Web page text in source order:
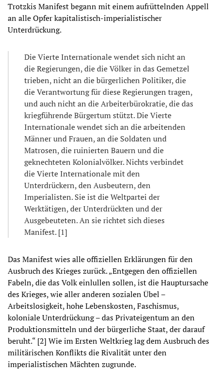
Trotzkis Manifest begann mit einem aufrüttelnden Appell
an alle Opfer kapitalistisch-imperialistischer
Unterdrückung.
Die Vierte Internationale wendet sich nicht an
die Regierungen, die die Völker in das Gemetzel
trieben, nicht an die bürgerlichen Politiker, die
die Verantwortung für diese Regierungen tragen,
und auch nicht an die Arbeiterbürokratie, die das
kriegführende Bürgertum stützt. Die Vierte
Internationale wendet sich an die arbeitenden
Männer und Frauen, an die Soldaten und
Matrosen, die ruinierten Bauern und die
geknechteten Kolonialvölker. Nichts verbindet
die Vierte Internationale mit den
Unterdrückern, den Ausbeutern, den
Imperialisten. Sie ist die Weltpartei der
Werktätigen, der Unterdrückten und der
Ausgebeuteten. An sie richtet sich dieses
Manifest. [1]
Das Manifest wies alle offiziellen Erklärungen für den
Ausbruch des Krieges zurück. „Entgegen den offiziellen
Fabeln, die das Volk einlullen sollen, ist die Hauptursache
des Krieges, wie aller anderen sozialen Übel –
Arbeitslosigkeit, hohe Lebenskosten, Faschismus,
koloniale Unterdrückung – das Privateigentum an den
Produktionsmitteln und der bürgerliche Staat, der darauf
beruht.“ [2] Wie im Ersten Weltkrieg lag dem Ausbruch des
militärischen Konflikts die Rivalität unter den
imperialistischen Mächten zugrunde.